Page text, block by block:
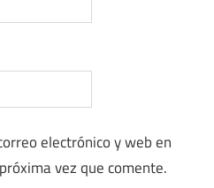
electrónico y web en
vez que comente.